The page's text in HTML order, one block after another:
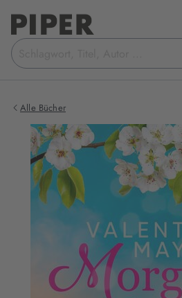
Suchbegriff
eingeben
Alle Bücher